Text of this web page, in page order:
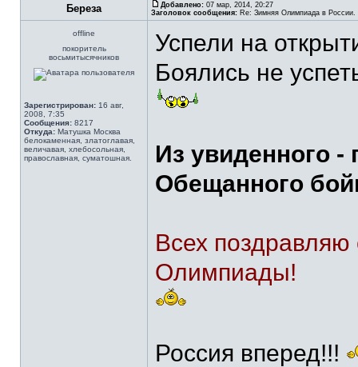
Береза Добавлено: 07 мар, 2014, 20:27
Заголовок сообщения: Re: Зимняя Олимпиада в России.
offline
покоритель
восьмитысячников
Зарегистрирован: 16 авг,
2008, 7:35
Сообщения: 8217
Откуда: Матушка Москва
белокаменная, златоглавая,
величавая, хлебосольная,
православная, суматошная.
Успели на
Боялись не
Из увиденного -
Обещанного
Всех поздравляю
Олимпиады!
Россия вперед!!!